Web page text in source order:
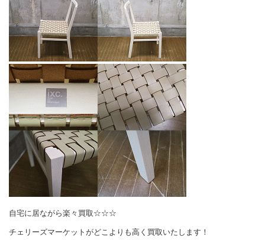
自宅に居ながら楽々買取☆☆☆
チェリーズマーケットがどこよりも高く買取いたします！